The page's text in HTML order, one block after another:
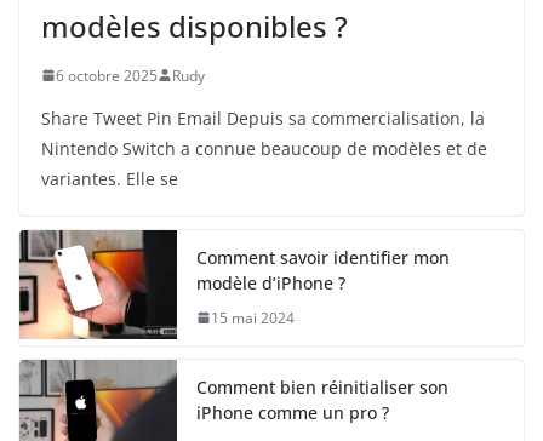
modèles disponibles ?
6 octobre 2025 Rudy
Share Tweet Pin Email Depuis sa commercialisation, la
Nintendo Switch a connue beaucoup de modèles et de
variantes. Elle se
Comment savoir identifier mon
modèle d’iPhone ?
15 mai 2024
Comment bien réinitialiser son
iPhone comme un pro ?